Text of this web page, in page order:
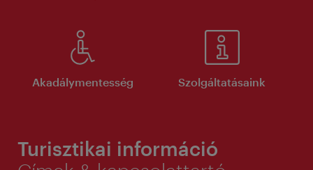
Akadálymentesség Szolgáltatásaink
Turisztikai információ